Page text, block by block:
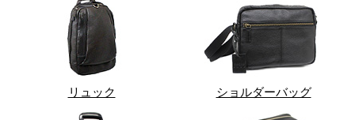
リュック ショルダーバッグ